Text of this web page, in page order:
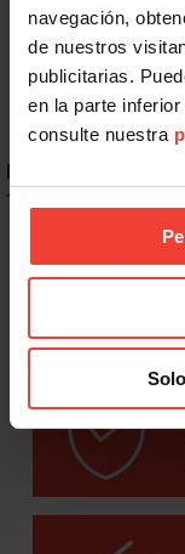
navegación,
de nuestros
publicitarias.
en la parte
consulte nuestra
ENLACES